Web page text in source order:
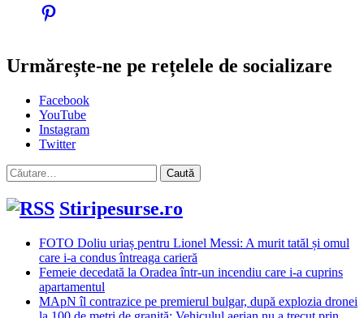
Urmărește-ne pe rețelele de socializare
Facebook
YouTube
Instagram
Twitter
Caută
după:
Stiripesurse.ro
FOTO Doliu uriaș pentru Lionel Messi: A murit tatăl și omul
care i-a condus întreaga carieră
Femeie decedată la Oradea într-un incendiu care i-a cuprins
apartamentul
MApN îl contrazice pe premierul bulgar, după explozia dronei